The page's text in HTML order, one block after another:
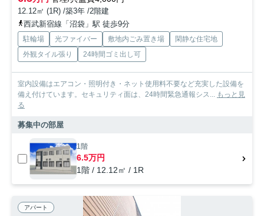
12.12㎡ (1R) /築3年 /2階建
西武新宿線「沼袋」駅 徒歩9分
駐輪場 光ファイバー 敷地内ごみ置き場
閑静な住宅地
外観タイル張り
24時間ゴミ出し可
室内設備はエアコン・照明付き・ネット使用料不要など充実した設備を
備え付けています。セキュリティ面は、24時間緊急通報シス... もっと見
る
募集中の部屋
1階
6.5万円
1階 / 12.12㎡ / 1R
アパート